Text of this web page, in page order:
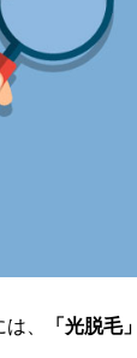
、 「光脱毛